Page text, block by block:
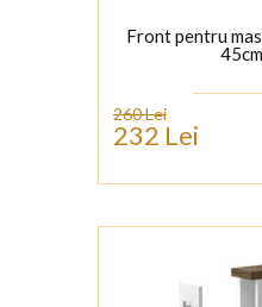
Front pentru
260 Lei
232 Lei